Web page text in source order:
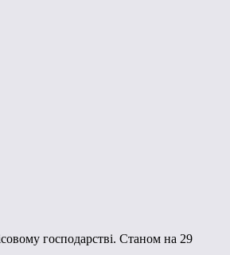
господарстві. Станом на 29